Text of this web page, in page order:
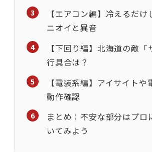
【エアコン編】冷えるだけ
ニオイと異音
【下回り編】北海道の敵「
行具合は？
【電装系編】アイサイトや
動作確認
まとめ：不安な部分はプロ
いてみよう